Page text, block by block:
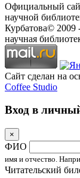
Официальный
научной
Курбатова© 2009
научная
Сайт сделан на
Coffee Studio
Вход в
×
ФИО
имя и отчество.
Читательский